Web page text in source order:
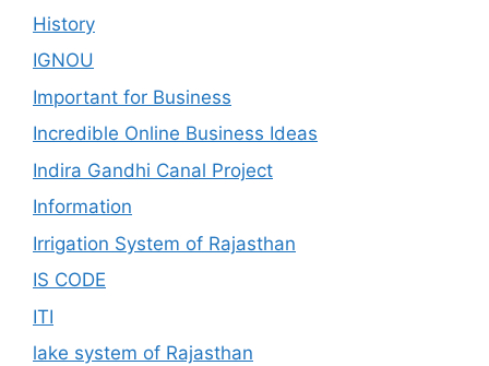
History
IGNOU
Important for Business
Incredible Online Business Ideas
Indira Gandhi Canal Project
Information
Irrigation System of Rajasthan
IS CODE
ITI
lake system of Rajasthan